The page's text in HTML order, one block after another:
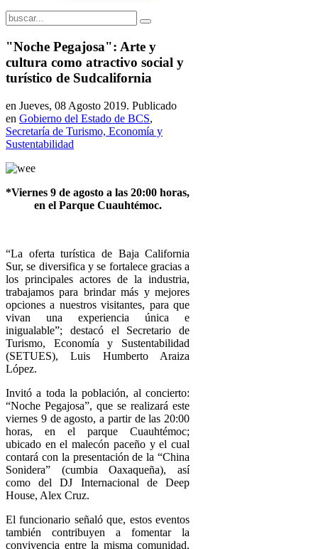
"Noche Pegajosa": Arte y
cultura como atractivo social y
turístico de Sudcalifornia
en Jueves, 08 Agosto 2019. Publicado
en Gobierno del Estado de BCS,
Secretaría de Turismo, Economía y
Sustentabilidad
*Viernes 9 de agosto a las 20:00 horas,
en el Parque Cuauhtémoc.
“La oferta turística de Baja California
Sur, se diversifica y se fortalece gracias a
los principales actores de la industria,
trabajamos para brindar más y mejores
opciones a nuestros visitantes, para que
vivan una experiencia única e
inigualable”; destacó el Secretario de
Turismo, Economía y Sustentabilidad
(SETUES), Luis Humberto Araiza
López.
Invitó a toda la población, al concierto:
“Noche Pegajosa”, que se realizará este
viernes 9 de agosto, a partir de las 20:00
horas, en el parque Cuauhtémoc;
ubicado en el malecón paceño y el cual
contará con la presentación de la “China
Sonidera” (cumbia Oaxaqueña), así
como del DJ Internacional de Deep
House, Alex Cruz.
El funcionario señaló que, estos eventos
también contribuyen a fomentar la
convivencia entre la misma comunidad,